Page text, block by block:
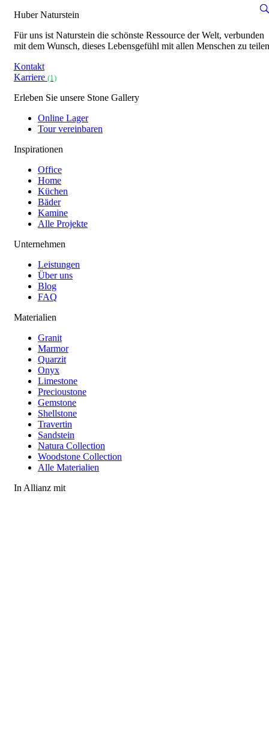
Huber Naturstein
Für uns ist Naturstein die schönste Ressource der Welt, verbunden
mit dem Wunsch, dieses Lebensgefühl mit allen Menschen zu
Kontakt
Karriere (1)
Erleben Sie unsere Stone Gallery
Online Lager
Tour vereinbaren
Inspirationen
Office
Home
Küchen
Bäder
Kamine
Alle Projekte
Unternehmen
Leistungen
Über uns
Blog
FAQ
Materialien
Granit
Marmor
Quarzit
Onyx
Limestone
Precioustone
Gemstone
Shellstone
Travertin
Sandstein
Natura Collection
Woodstone Collection
Alle Materialien
In Allianz mit